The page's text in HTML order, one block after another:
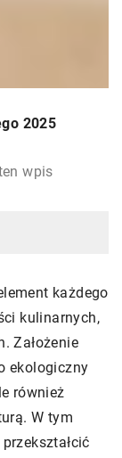
2025
wpis
każdego
kulinarnych,
Założenie
ekologiczny
również
W tym